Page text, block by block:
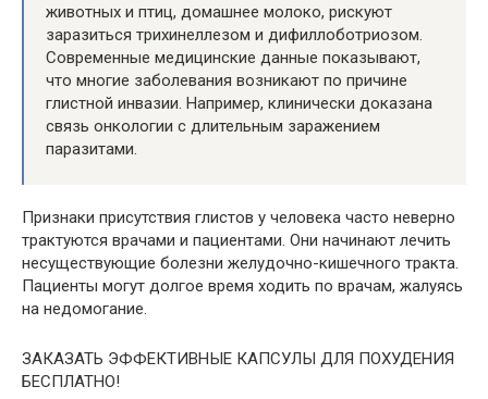
животных и птиц, домашнее молоко, рискуют
заразиться трихинеллезом и дифиллоботриозом.
Современные медицинские данные показывают,
что многие заболевания возникают по причине
глистной инвазии. Например, клинически доказана
связь онкологии с длительным заражением
паразитами.
Признаки присутствия глистов у человека часто неверно
трактуются врачами и пациентами. Они начинают лечить
несуществующие болезни желудочно-кишечного тракта.
Пациенты могут долгое время ходить по врачам, жалуясь
на недомогание.
ЗАКАЗАТЬ ЭФФЕКТИВНЫЕ КАПСУЛЫ ДЛЯ ПОХУДЕНИЯ
БЕСПЛАТНО!